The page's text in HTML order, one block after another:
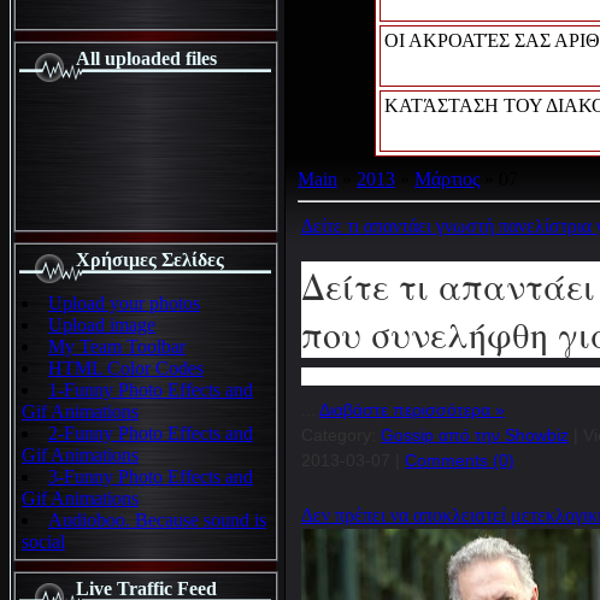
All uploaded files
Χρήσιμες Σελίδες
Upload your photos
Upload image
My Team Toolbar
HTML Color Codes
1-Funny Photo Effects and
Gif Animations
2-Funny Photo Effects and
Gif Animations
3-Funny Photo Effects and
Gif Animations
Audioboo. Because sound is
social
Live Traffic Feed
ΟΙ ΑΚΡΟΑΤΈΣ ΣΑΣ
ΚΑΤΆΣΤΑΣΗ ΤΟΥ
Main 2013 Μάρτιος
Δείτε τι απαντάει γνωστή
Δείτε τι
που συνελήφθη
Διαβάστε περισσότερα »
Gossip από την Showbiz
Comments (0)
Δεν πρέπει να αποκλειστεί